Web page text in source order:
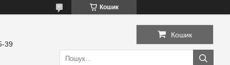
Кошик
39
Кошик